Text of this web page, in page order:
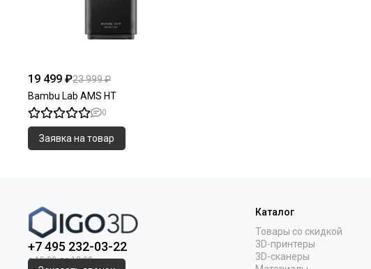
19 499 ₽23 999 ₽
Bambu Lab AMS HT
0
Заявка на товар
+7 495 232-03-22
Каталог
Товары со скидкой
3D-принтеры
3D-сканеры